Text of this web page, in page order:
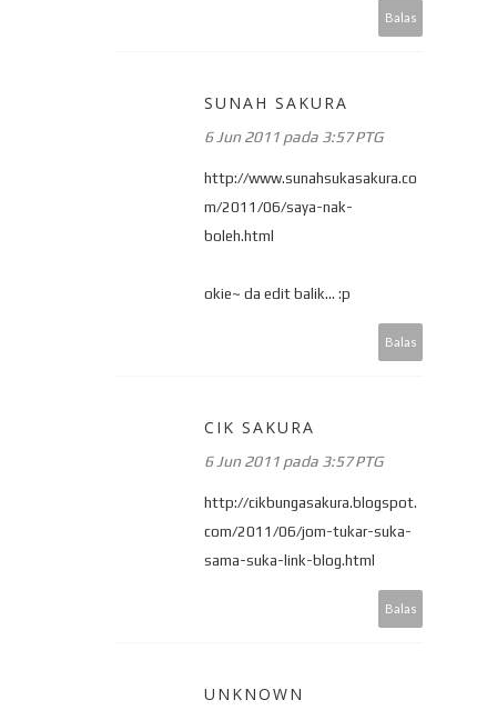
Balas
SUNAH SAKURA
6 Jun 2011 pada 3:57 PTG
http://www.sunahsukasakura.co
m/2011/06/saya-nak-
boleh.html
okie~ da edit balik... :p
Balas
CIK SAKURA
6 Jun 2011 pada 3:57 PTG
http://cikbungasakura.blogspot.
com/2011/06/jom-tukar-suka-
sama-suka-link-blog.html
Balas
UNKNOWN